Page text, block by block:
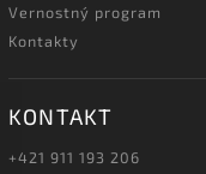
Vernostný program
Kontakty
KONTAKT
+421 911 193 206